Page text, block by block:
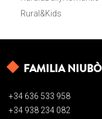
Rural&Kids
FAMILIA NIUBÒ
+34 636 533 958
+34 938 234 082